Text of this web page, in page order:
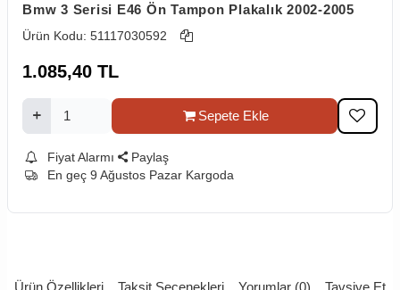
Bmw 3 Serisi E46 Ön Tampon Plakalık 2002-2005
Ürün Kodu: 51117030592
1.085,40 TL
Sepete Ekle
Fiyat Alarmı
Paylaş
En geç 9 Ağustos Pazar Kargoda
Ürün Özellikleri Taksit Seçenekleri Yorumlar (0) Tavsiye Et